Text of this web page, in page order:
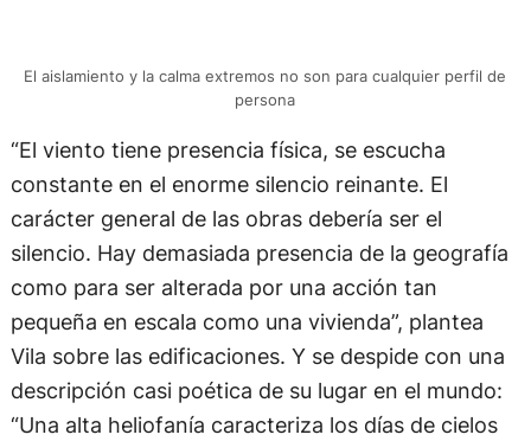
El aislamiento y la calma extremos no son para cualquier perfil de
persona
“El viento tiene presencia física, se escucha
constante en el enorme silencio reinante. El
carácter general de las obras debería ser el
silencio. Hay demasiada presencia de la geografía
como para ser alterada por una acción tan
pequeña en escala como una vivienda”, plantea
Vila sobre las edificaciones. Y se despide con una
descripción casi poética de su lugar en el mundo:
“Una alta heliofanía caracteriza los días de cielos